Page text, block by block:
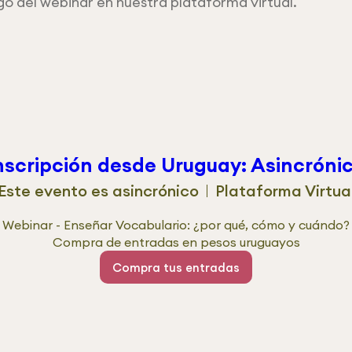
desde Uruguay:
Este evento es asincrónico Plataforma
Webinar - Enseñar Vocabulario: ¿por qué, cómo y cuándo?
Compra de entradas en pesos uruguayos
Compra tus entradas